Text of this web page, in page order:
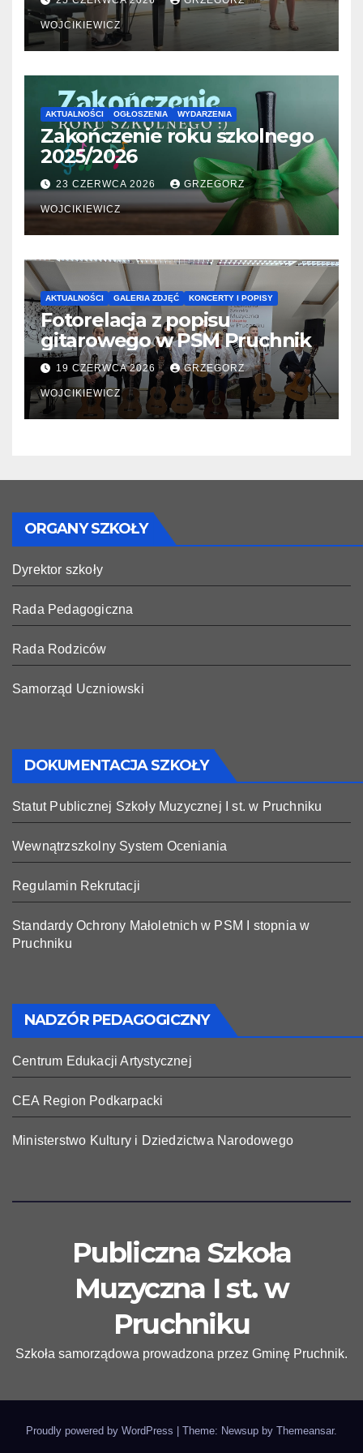
WOJCIKIEWICZ
AKTUALNOŚCI OGŁOSZENIA WYDARZENIA
Zakończenie roku szkolnego
2025/2026
23 CZERWCA 2026 GRZEGORZ
WOJCIKIEWICZ
AKTUALNOŚCI GALERIA ZDJĘĆ KONCERTY I POPISY
Fotorelacja z popisu
gitarowego w PSM Pruchnik
19 CZERWCA 2026 GRZEGORZ
WOJCIKIEWICZ
ORGANY SZKOŁY
Dyrektor szkoły
Rada Pedagogiczna
Rada Rodziców
Samorząd Uczniowski
DOKUMENTACJA SZKOŁY
Statut Publicznej Szkoły Muzycznej I st. w Pruchniku
Wewnątrzszkolny System Oceniania
Regulamin Rekrutacji
Standardy Ochrony Małoletnich w PSM I stopnia w
Pruchniku
NADZÓR PEDAGOGICZNY
Centrum Edukacji Artystycznej
CEA Region Podkarpacki
Ministerstwo Kultury i Dziedzictwa Narodowego
Publiczna Szkoła
Muzyczna I st. w
Pruchniku
Szkoła samorządowa prowadzona przez Gminę Pruchnik.
Proudly powered by WordPress Theme: Newsup by Themeansar.